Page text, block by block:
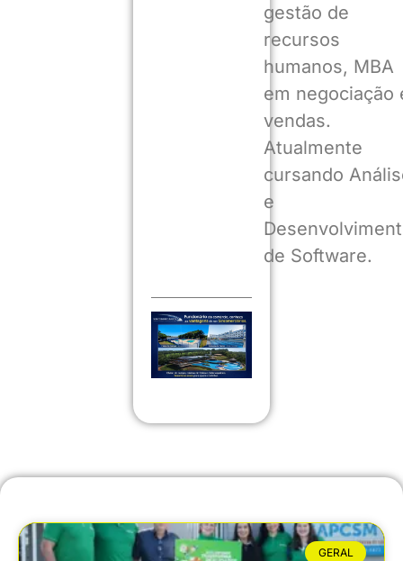
gestão de
recursos
humanos, MBA
em negociação
vendas.
Atualmente
cursando
e
de Software.
GERAL